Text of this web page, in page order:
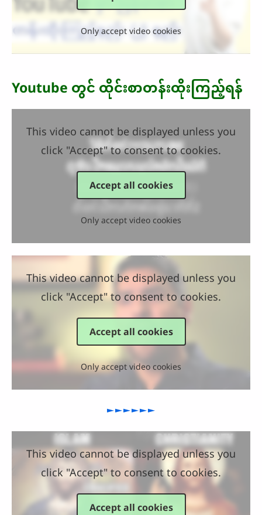
Only accept video cookies
This video cannot be displayed unless you
click "Accept" to consent to cookies.
Accept all cookies
Only accept video cookies
Youtube တွင် ထိုင်းစာတန်းထိုးကြည့်ရန်
This video cannot be displayed unless you
click "Accept" to consent to cookies.
Accept all cookies
Only accept video cookies
►►►►►►
This video cannot be displayed unless you
click "Accept" to consent to cookies.
Accept all cookies